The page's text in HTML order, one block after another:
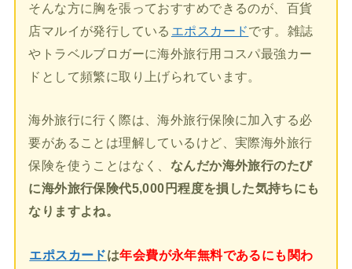
そんな方に胸を張っておすすめできるのが、百貨
店マルイが発行している エポスカードです。雑誌
やトラベルブロガーに海外旅行用コスパ最強カー
ドとして頻繁に取り上げられています。
海外旅行に行く際は、海外旅行保険に加入する必
要があることは理解しているけど、実際海外旅行
保険を使うことはなく、 なんだか海外旅行のたび
に海外旅行保険代5,000円程度を損した気持ちにも
なりますよね。
エポスカードは年会費が永年無料であるにも関わ